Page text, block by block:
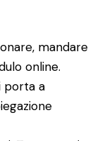
mandare
online.
porta a